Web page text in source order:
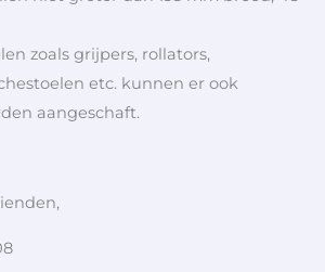
zoals grijpers, rollators,
etc. kunnen er ook
aangeschaft.